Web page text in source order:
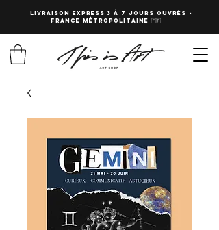
LIVRAISON EXPRESS 3 à 7 JOURS OUVRés -
fRANCE Métropolitaine 🇫🇷